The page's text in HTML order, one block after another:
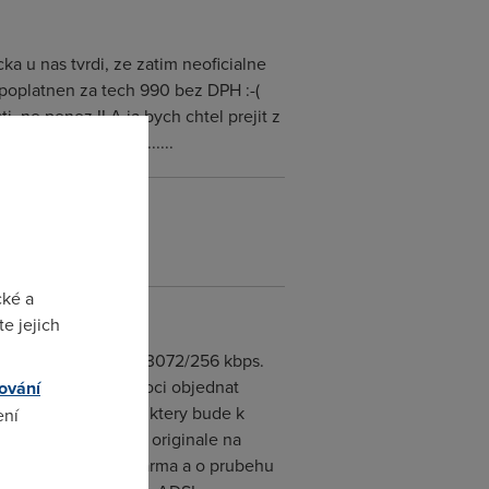
u nas tvrdi, ze zatim neoficialne
za tech 990 bez DPH :-(
ne penez !! A ja bych chtel prejit z
modemu a ..........
rychlosti na 3072/256 kbps.
migrace budete moci objednat
sluzeb xDSL, ktery bude k
v papirovem originale na
proveden zdarma a o prubehu
a
jejich